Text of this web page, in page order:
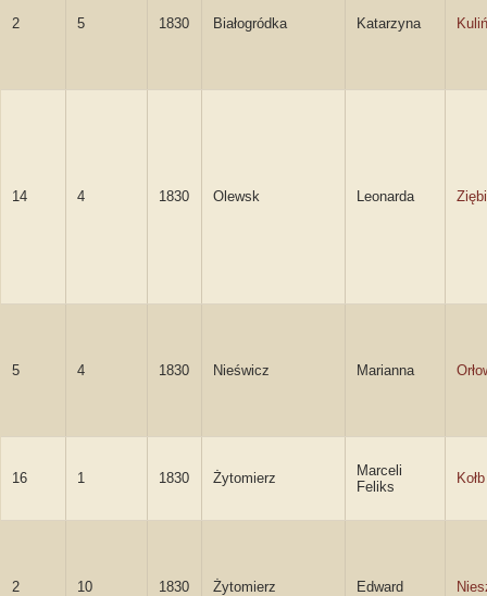
2 5 1830 Białogródka Katarzyna
14 4 1830 Olewsk Leonarda
5 4 1830 Nieświcz Marianna
16 1 1830 Żytomierz
Marceli
Feliks
2 10 1830 Żytomierz Edward